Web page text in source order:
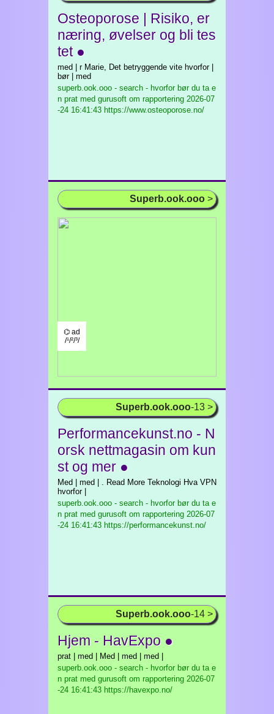
Osteoporose | Risiko, er
næring, øvelser og bli tes
tet ●
med | r Marie, Det betryggende vite hvorfor |
bør | med
superb.ook.ooo - search - hvorfor bør du ta e
n prat med gurusoft om rapportering 2026-07
-24 16:41:43 https://www.osteoporose.no/
Superb.ook.ooo >
⌬ ad
/¹/²/³/
Superb.ook.ooo-13 >
Performancekunst.no - N
orsk nettmagasin om kun
st og mer ●
Med | med | . Read More Teknologi Hva VPN
hvorfor |
superb.ook.ooo - search - hvorfor bør du ta e
n prat med gurusoft om rapportering 2026-07
-24 16:41:43 https://performancekunst.no/
Superb.ook.ooo-14 >
Hjem - HavExpo ●
prat | med | Med | med | med |
superb.ook.ooo - search - hvorfor bør du ta e
n prat med gurusoft om rapportering 2026-07
-24 16:41:43 https://havexpo.no/